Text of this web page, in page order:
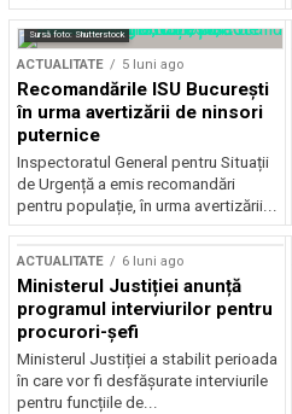
Sursă foto: Shutterstock
ACTUALITATE 5 luni ago
Recomandările ISU București
în urma avertizării de ninsori
puternice
Inspectoratul General pentru Situații
de Urgență a emis recomandări
pentru populație, în urma avertizării...
ACTUALITATE 6 luni ago
Ministerul Justiției anunță
programul interviurilor pentru
procurori-șefi
Ministerul Justiției a stabilit perioada
în care vor fi desfășurate interviurile
pentru funcțiile de...